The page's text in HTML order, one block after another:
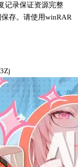
记录保证资源完整
存。请使用winRAR